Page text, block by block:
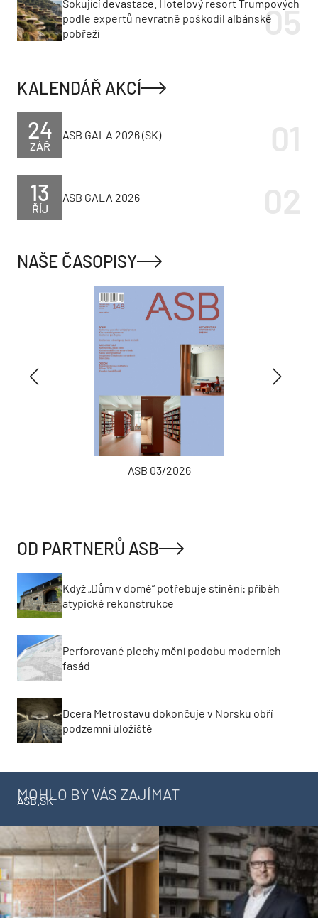
Šokující devastace. Hotelový resort Trumpových
podle expertů nevratně poškodil albánské
pobřeží
KALENDÁŘ AKCÍ
ZÁŘ
24 ASB GALA 2026 (SK)
ŘÍJ
13 ASB GALA 2026
NAŠE ČASOPISY
ASB 03/2026
OD PARTNERŮ ASB
Když „Dům v domě“ potřebuje stínění: příběh
atypické rekonstrukce
Perforované plechy mění podobu moderních
fasád
Dcera Metrostavu dokončuje v Norsku obří
podzemní úložiště
MOHLO BY VÁS ZAJÍMAT
ASB.SK